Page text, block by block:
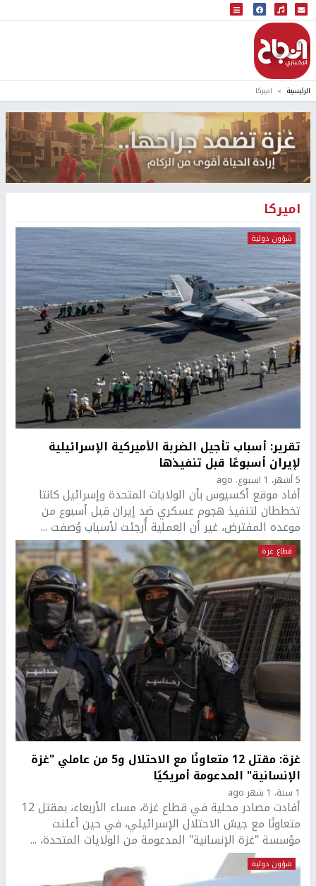
البث المباشر
إذاعة النجاح
الرئيسية اميركا
اميركا
شؤون دولية
تقرير: أسباب تأجيل الضربة الأميركية الإسرائيلية
لإيران أسبوعًا قبل تنفيذها
5 أشهر، 1 اسبوع. ago
أفاد موقع أكسيوس بأن الولايات المتحدة وإسرائيل كانتا
تخططان لتنفيذ هجوم عسكري ضد إيران قبل أسبوع من
موعده المفترض، غير أن العملية أُرجئت لأسباب وُصفت ...
قطاع غزة
غزة: مقتل 12 متعاونًا مع الاحتلال و5 من عاملي "غزة
الإنسانية" المدعومة أمريكيًا
1 سنة، 1 شهر ago
أفادت مصادر محلية في قطاع غزة، مساء الأربعاء، بمقتل 12
متعاونًا مع جيش الاحتلال الإسرائيلي، في حين أعلنت
مؤسسة "غزة الإنسانية" المدعومة من الولايات المتحدة، ...
شؤون دولية